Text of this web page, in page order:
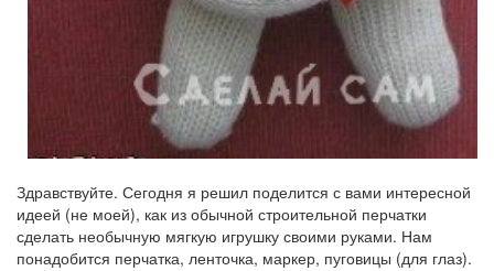
Здравствуйте. Сегодня я решил поделится с вами интересной
идеей (не моей), как из обычной строительной перчатки
сделать необычную мягкую игрушку своими руками. Нам
понадобится перчатка, ленточка, маркер, пуговицы (для глаз).